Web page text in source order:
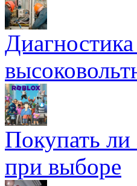
Покупать ли
при выборе